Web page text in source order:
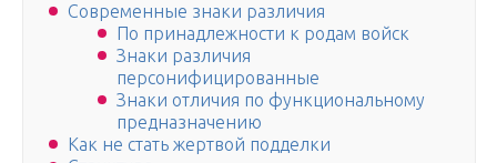
Современные знаки различия
По принадлежности к родам войск
Знаки различия
персонифицированные
Знаки отличия по функциональному
предназначению
Как не стать жертвой подделки